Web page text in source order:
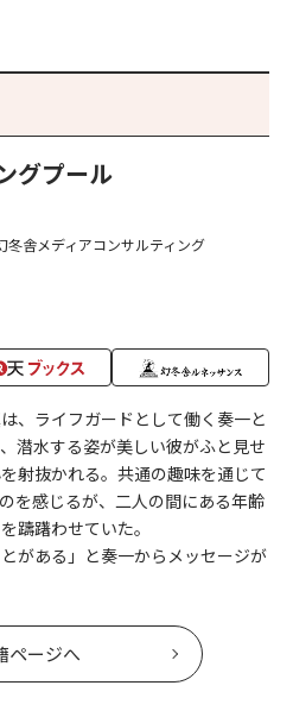
グプール
冬舎メディアコンサルティング
、ライフガードとして働く奏一と
潜水する姿が美しい彼がふと見せ
射抜かれる。共通の趣味を通じて
を感じるが、二人の間にある年齢
躊躇わせていた。
がある」と奏一からメッセージが
ページへ